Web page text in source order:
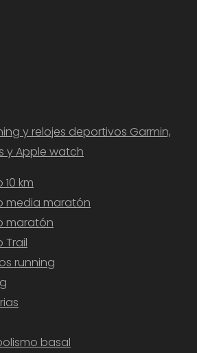
y relojes deportivos Garmin,
y Apple watch
km
media maratón
maratón
Trail
running
basal